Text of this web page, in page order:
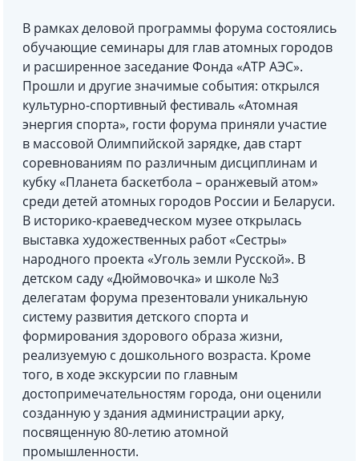
В рамках деловой программы форума состоялись
обучающие семинары для глав атомных городов
и расширенное заседание Фонда «АТР АЭС».
Прошли и другие значимые события: открылся
культурно-спортивный фестиваль «Атомная
энергия спорта», гости форума приняли участие
в массовой Олимпийской зарядке, дав старт
соревнованиям по различным дисциплинам и
кубку «Планета баскетбола – оранжевый атом»
среди детей атомных городов России и Беларуси.
В историко-краеведческом музее открылась
выставка художественных работ «Сестры»
народного проекта «Уголь земли Русской». В
детском саду «Дюймовочка» и школе №3
делегатам форума презентовали уникальную
систему развития детского спорта и
формирования здорового образа жизни,
реализуемую с дошкольного возраста. Кроме
того, в ходе экскурсии по главным
достопримечательностям города, они оценили
созданную у здания администрации арку,
посвященную 80-летию атомной
промышленности.